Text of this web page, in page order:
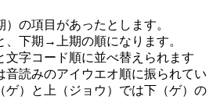
の項目があったとします。
、下期→上期の順になります。
字コード順に並べ替えられます
音読みのアイウエオ順に振られてい
ゲ）と上（ジョウ）では下（ゲ）の